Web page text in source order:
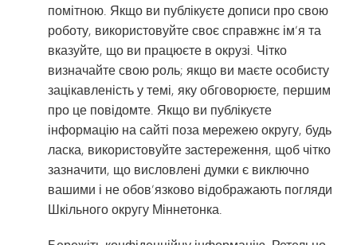
помітною. Якщо ви публікуєте дописи про свою
роботу, використовуйте своє справжнє ім’я та
вказуйте, що ви працюєте в окрузі. Чітко
визначайте свою роль; якщо ви маєте особисту
зацікавленість у темі, яку обговорюєте, першим
про це повідомте. Якщо ви публікуєте
інформацію на сайті поза мережею округу, будь
ласка, використовуйте застереження, щоб чітко
зазначити, що висловлені думки є виключно
вашими і не обов’язково відображають погляди
Шкільного округу Міннетонка.